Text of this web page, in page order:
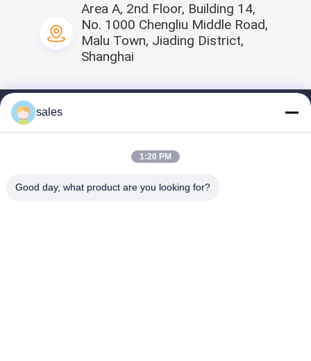
Area A, 2nd Floor, Building 14,
No. 1000 Chengliu Middle Road,
Malu Town, Jiading District,
Shanghai
sales
1:20 PM
Good day, what product are you looking for?